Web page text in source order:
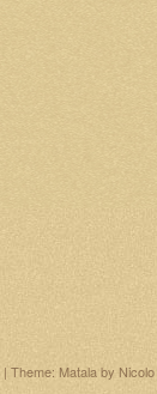
| Theme: Matala by